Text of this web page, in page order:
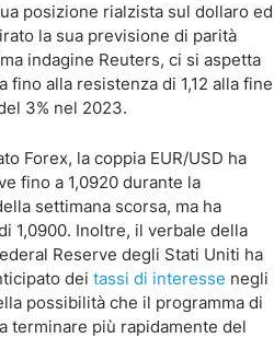
posizione rialzista sul dollaro ed
la sua previsione di parità
indagine Reuters, ci si aspetta
fino alla resistenza di 1,12 alla fine
3% nel 2023.
Forex, la coppia EUR/USD ha
fino a 1,0920 durante la
settimana scorsa, ma ha
1,0900. Inoltre, il verbale della
Reserve degli Stati Uniti ha
dei tassi di interesse negli
possibilità che il programma di
terminare più rapidamente del